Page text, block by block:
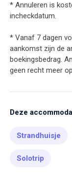
* Annuleren is
incheckdatum.
* Vanaf 7 dagen
aankomst zijn de
boekingsbedrag.
geen recht meer
Deze
Strandhuisje
Solotrip